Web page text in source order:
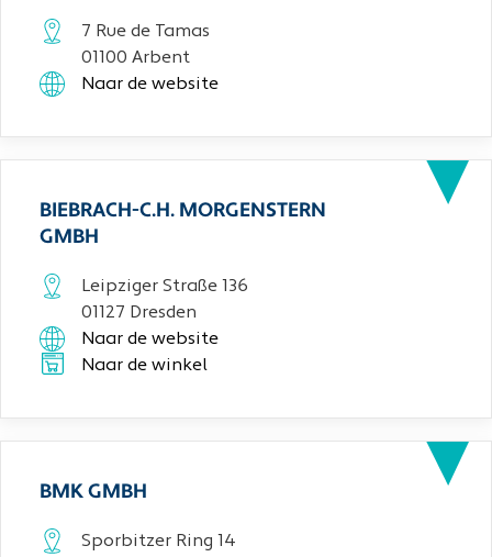
7 Rue de Tamas
01100 Arbent
Naar de website
BIEBRACH-C.H. MORGENSTERN
GMBH
Leipziger Straße 136
01127 Dresden
Naar de website
Naar de winkel
BMK GMBH
Sporbitzer Ring 14